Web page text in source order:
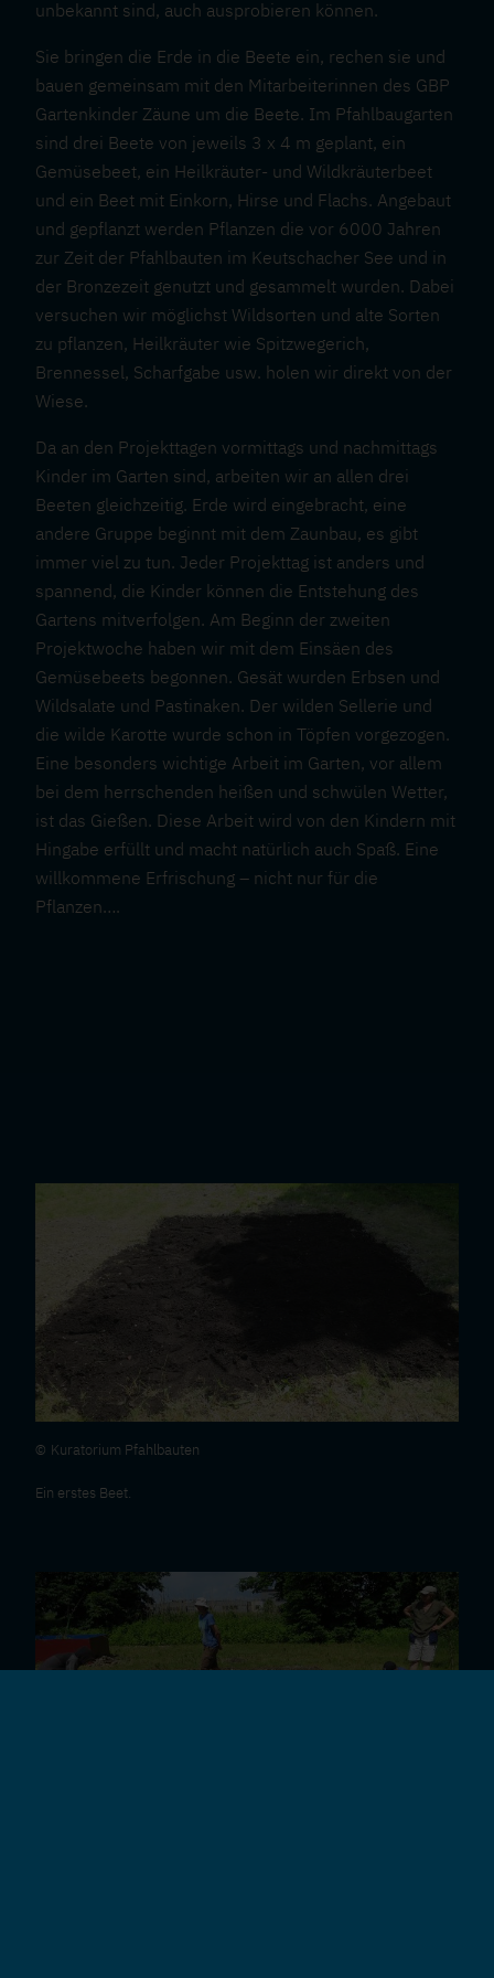
unbekannt sind, auch ausprobieren können.
Sie bringen die Erde in die Beete ein, rechen sie und
bauen gemeinsam mit den Mitarbeiterinnen des GBP
Gartenkinder Zäune um die Beete. Im Pfahlbaugarten
sind drei Beete von jeweils 3 x 4 m geplant, ein
Gemüsebeet, ein Heilkräuter- und Wildkräuterbeet
und ein Beet mit Einkorn, Hirse und Flachs. Angebaut
und gepflanzt werden Pflanzen die vor 6000 Jahren
zur Zeit der Pfahlbauten im Keutschacher See und in
der Bronzezeit genutzt und gesammelt wurden. Dabei
versuchen wir möglichst Wildsorten und alte Sorten
zu pflanzen, Heilkräuter wie Spitzwegerich,
Brennessel, Scharfgabe usw. holen wir direkt von der
Wiese.
Da an den Projekttagen vormittags und nachmittags
Kinder im Garten sind, arbeiten wir an allen drei
Beeten gleichzeitig. Erde wird eingebracht, eine
andere Gruppe beginnt mit dem Zaunbau, es gibt
immer viel zu tun. Jeder Projekttag ist anders und
spannend, die Kinder können die Entstehung des
Gartens mitverfolgen. Am Beginn der zweiten
Projektwoche haben wir mit dem Einsäen des
Gemüsebeets begonnen. Gesät wurden Erbsen und
Wildsalate und Pastinaken. Der wilden Sellerie und
die wilde Karotte wurde schon in Töpfen vorgezogen.
Eine besonders wichtige Arbeit im Garten, vor allem
bei dem herrschenden heißen und schwülen Wetter,
ist das Gießen. Diese Arbeit wird von den Kindern mit
Hingabe erfüllt und macht natürlich auch Spaß. Eine
willkommene Erfrischung – nicht nur für die
Pflanzen….
Kuratorium Pfahlbauten
Ein erstes Beet.